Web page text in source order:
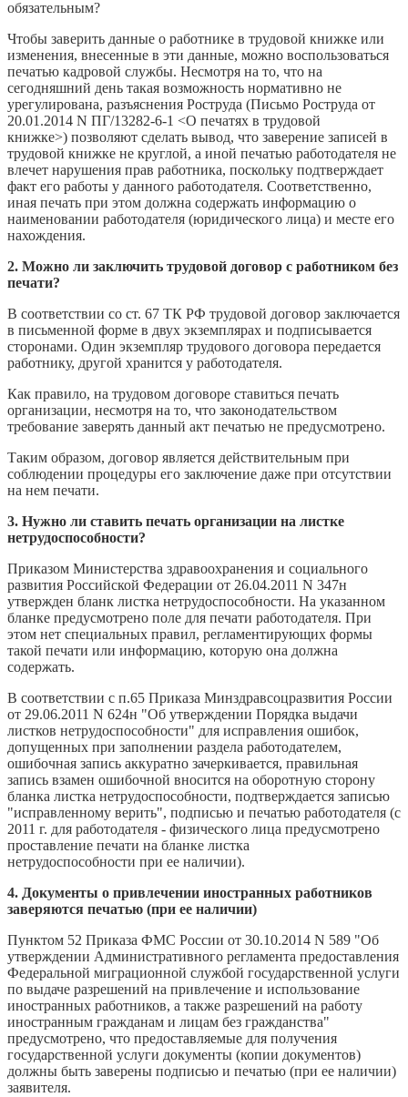
обязательным?
Чтобы заверить данные о работнике в трудовой книжке или
изменения, внесенные в эти данные, можно воспользоваться
печатью кадровой службы. Несмотря на то, что на
сегодняшний день такая возможность нормативно не
урегулирована, разъяснения Роструда (Письмо Роструда от
20.01.2014 N ПГ/13282-6-1 <О печатях в трудовой
книжке>) позволяют сделать вывод, что заверение записей в
трудовой книжке не круглой, а иной печатью работодателя не
влечет нарушения прав работника, поскольку подтверждает
факт его работы у данного работодателя. Соответственно,
иная печать при этом должна содержать информацию о
наименовании работодателя (юридического лица) и месте его
нахождения.
2. Можно ли заключить трудовой договор с работником без
печати?
В соответствии со ст. 67 ТК РФ трудовой договор заключается
в письменной форме в двух экземплярах и подписывается
сторонами. Один экземпляр трудового договора передается
работнику, другой хранится у работодателя.
Как правило, на трудовом договоре ставиться печать
организации, несмотря на то, что законодательством
требование заверять данный акт печатью не предусмотрено.
Таким образом, договор является действительным при
соблюдении процедуры его заключение даже при отсутствии
на нем печати.
3. Нужно ли ставить печать организации на листке
нетрудоспособности?
Приказом Министерства здравоохранения и социального
развития Российской Федерации от 26.04.2011 N 347н
утвержден бланк листка нетрудоспособности. На указанном
бланке предусмотрено поле для печати работодателя. При
этом нет специальных правил, регламентирующих формы
такой печати или информацию, которую она должна
содержать.
В соответствии с п.65 Приказа Минздравсоцразвития России
от 29.06.2011 N 624н "Об утверждении Порядка выдачи
листков нетрудоспособности" для исправления ошибок,
допущенных при заполнении раздела работодателем,
ошибочная запись аккуратно зачеркивается, правильная
запись взамен ошибочной вносится на оборотную сторону
бланка листка нетрудоспособности, подтверждается записью
"исправленному верить", подписью и печатью работодателя (с
2011 г. для работодателя - физического лица предусмотрено
проставление печати на бланке листка
нетрудоспособности при ее наличии).
4. Документы о привлечении иностранных работников
заверяются печатью (при ее наличии)
Пунктом 52 Приказа ФМС России от 30.10.2014 N 589 "Об
утверждении Административного регламента предоставления
Федеральной миграционной службой государственной услуги
по выдаче разрешений на привлечение и использование
иностранных работников, а также разрешений на работу
иностранным гражданам и лицам без гражданства"
предусмотрено, что предоставляемые для получения
государственной услуги документы (копии документов)
должны быть заверены подписью и печатью (при ее наличии)
заявителя.